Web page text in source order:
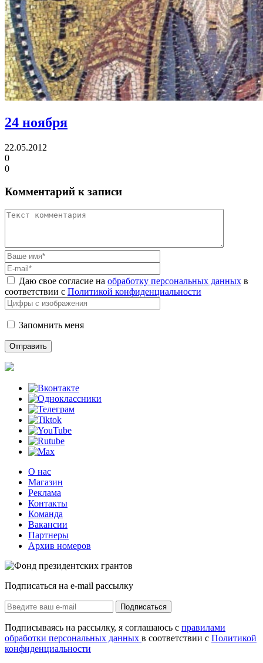
24 ноября
22.05.2012
0
0
Комментарий к записи
Даю свое согласие на обработку персональных данных в
соответствии с Политикой конфиденциальности
Запомнить меня
О нас
Магазин
Реклама
Контакты
Команда
Вакансии
Партнеры
Архив номеров
Подписаться на e-mail рассылку
Подписаться
Подписываясь на рассылку, я соглашаюсь с правилами
обработки персональных данных в соответствии с Политикой
конфиденциальности